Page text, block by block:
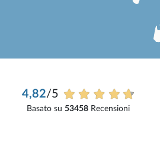
4,82/5
Basato su53458 Recensioni